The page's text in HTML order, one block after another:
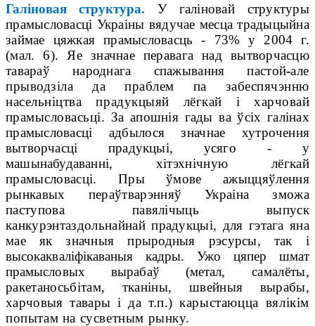
Галіновая структура.
У галіновай структуры
прамысловасці Украіны вядучае месца традыцыйна
займае цяжкая прамысловасць - 73% у 2004 г.
(мал. 6). Яе значнае перавага над вытворчасцю
тавараў народнага спажывання пастой-але
прыводзіла да праблем па забеспячэнню
насельніцтва прадукцыяй лёгкай і харчовай
прамысловасьці. За апошнія гады ва ўсіх галінах
прамысловасці адбылося значнае хутрочення
вытворчасці прадукцыі, усяго - у
машынабудаванні, хітэхнічную лёгкай
прамысловасці. Пры ўмове ажыццяўлення
рынкавых пераўтварэнняў Украіна зможа
паступова павялічыць выпуск
канкурэнтаздольнайнай прадукцыі, для гэтага яна
мае як значныя прыродныя рэсурсы, так і
высокакваліфікаваныя кадры. Ужо цяпер шмат
прамысловых вырабаў (метал, самалёты,
ракетаносьбітам, тканіны, швейныя вырабы,
харчовыя тавары і да т.п.)карыстаюцца вялікім
попытам на сусветным рынку.